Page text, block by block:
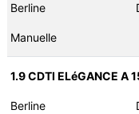
Berline
Manuelle
1.9 CDTI ELéGANCE
Berline